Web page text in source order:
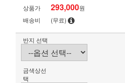
상품가 293,000원
배송비
(무료)
반지 선택
금색상선
택